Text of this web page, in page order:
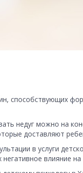
способствующих
недуг можно на
доставляют
в услуги
влияние на